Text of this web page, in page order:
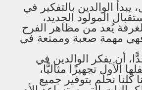
يبدأ الوالدين بالتفكير في
المولود الجديد،
يُعد من مظاهر الفرح
فهي مهمة صعبة وممتعة في
أن يفكر الوالدين في
الأول تجهيزًا مثاليًّا،
كلنا نحلم بتوفير جميع